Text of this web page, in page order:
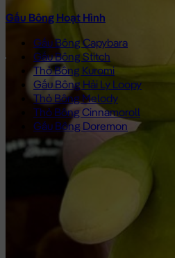
Gấu Bông Hoạt Hình
Gấu Bông Capybara
Gấu Bông Stitch
Thỏ Bông Kuromi
Gấu Bông Hải Ly Loopy
Thỏ Bông Melody
Thỏ Bông Cinnamoroll
Gấu Bông Doremon